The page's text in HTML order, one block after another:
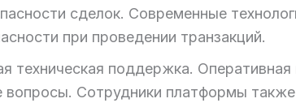
сделок. Современные
при проведении транзакций.
техническая поддержка.
Сотрудники платформы